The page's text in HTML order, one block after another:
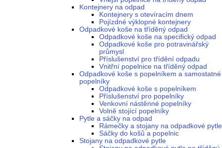
Kontejnery na odpad
Kontejnery s otevíracím dnem
Pojízdné výklopné kontejnery
Odpadkové koše na tříděný odpad
Odpadkové koše na specifický odpad
Odpadkové koše pro potravinářský
průmysl
Příslušenství pro třídění odpadu
Vnitřní popelnice na tříděný odpad
Odpadkové koše s popelníkem a samostatné
popelníky
Odpadkové koše s popelníkem
Příslušenství pro popelníky
Venkovní nástěnné popelníky
Volně stojící popelníky
Pytle a sáčky na odpad
Rámečky a stojany na odpadkové pytle
Sáčky do košů a popelnic
Stojany na odpadkové pytle